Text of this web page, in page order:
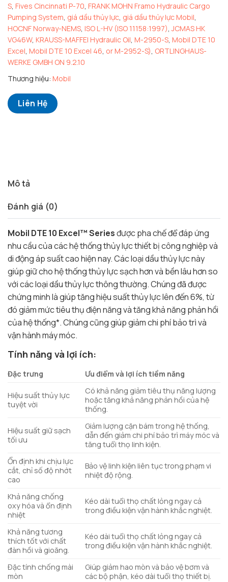
S Fives Cincinnati P-70 FRANK MOHN Framo Hydraulic Cargo
Pumping System giá dầu thủy lực giá dầu thủy lực Mobil
HOCNF Norway-NEMS ISO L-HV (ISO 11158:1997) ,JCMAS HK
VG46W, KRAUSS-MAFFEI Hydraulic Oil M-2950-S Mobil DTE 10
Excel Mobil DTE 10 Excel 46 or M-2952-S) ORTLINGHAUS-
WERKE GMBH ON 9.2.10
Thương hiệu: Mobil
Liên Hệ
Mô tả
Đánh giá (0)
Mobil DTE 10 Excel™ Seriesđược pha chế để đáp ứng
nhu cầu của các hệ thống thủy lực thiết bị công nghiệp và
di động áp suất cao hiện nay. Các loại dầu thủy lực này
giúp giữ cho hệ thống thủy lực sạch hơn và bền lâu hơn so
với các loại dầu thủy lực thông thường. Chúng đã được
chứng minh là giúp tăng hiệu suất thủy lực lên đến 6%, từ
đó giảm mức tiêu thụ điện năng và tăng khả năng phản hồi
của hệ thống*. Chúng cũng giúp giảm chi phí bảo trì và
vận hành máy móc.
Tính năng và lợi ích:
Đặc trưng Ưu điểm và lợi ích tiềm năng
Hiệu suất thủy lực
tuyệt vời
Có khả năng giảm tiêu thụ năng lượng
hoặc tăng khả năng phản hồi của hệ
thống.
Hiệu suất giữ sạch
tối ưu
Giảm lượng cặn bám trong hệ thống,
dẫn đến giảm chi phí bảo trì máy móc và
tăng tuổi thọ linh kiện.
Ổn định khi chịu lực
cắt, chỉ số độ nhớt
cao
Bảo vệ linh kiện liên tục trong phạm vi
nhiệt độ rộng.
Khả năng chống
oxy hóa và ổn định
nhiệt
Kéo dài tuổi thọ chất lỏng ngay cả
trong điều kiện vận hành khắc nghiệt.
Khả năng tương
thích tốt với chất
đàn hồi và gioăng.
Kéo dài tuổi thọ chất lỏng ngay cả
trong điều kiện vận hành khắc nghiệt.
Đặc tính chống mài
mòn
Giúp giảm hao mòn và bảo vệ bơm và
các bộ phận, kéo dài tuổi thọ thiết bị.